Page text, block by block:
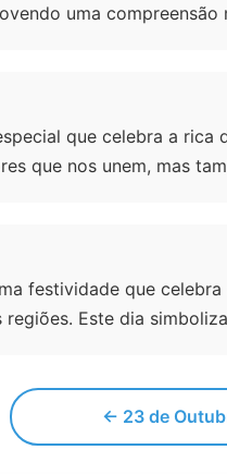
uma
que celebra a
que nos unem, mas
festividade que
Este dia
← 23 de